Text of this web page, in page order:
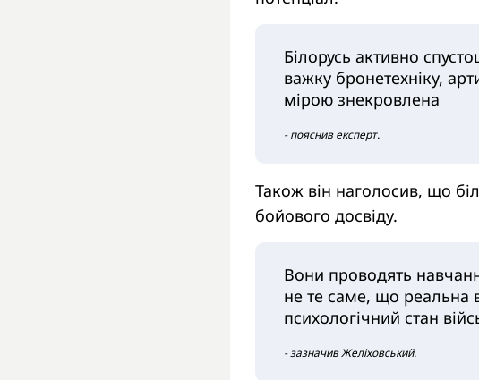
Білорусь активно
важку бронетехніку,
мірою знекровлена
- пояснив експерт.
Також він наголосив, що
бойового досвіду.
Вони проводять
не те саме, що реальна
психологічний стан
- зазначив Желіховський.